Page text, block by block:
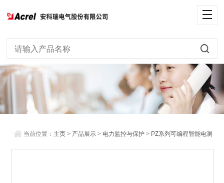
当前位置： 主页 > 产品展示 > 电力监控与保护 > PZ系列可编程智能电测